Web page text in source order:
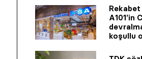
Rekabet
A101’in
koşullu